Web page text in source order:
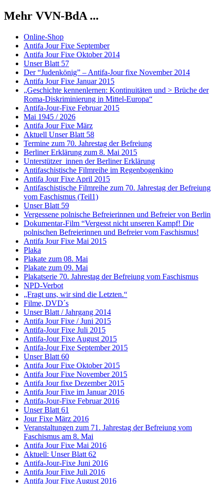
Mehr VVN-BdA ...
Online-Shop
Antifa Jour Fixe September
Antifa Jour Fixe Oktober 2014
Unser Blatt 57
Der “Judenkönig” – Antifa-Jour fixe November 2014
Antifa Jour Fixe Januar 2015
„Geschichte kennenlernen: Kontinuitäten und > Brüche der
Roma-Diskriminierung in Mittel-Europa“
Antifa-Jour-Fixe Februar 2015
Mai 1945 / 2026
Antifa Jour Fixe März
Aktuell Unser Blatt 58
Termine zum 70. Jahrestag der Befreiung
Berliner Erklärung zum 8. Mai 2015
Unterstützer_innen der Berliner Erklärung
Antifaschistische Filmreihe im Regenbogenkino
Antifa Jour Fixe April 2015
Antifaschistische Filmreihe zum 70. Jahrestag der Befreiung
vom Faschismus (Teil1)
Unser Blatt 59
Vergessene polnische Befreierinnen und Befreier von Berlin
Dokumentar-Film “Vergesst nicht unseren Kampf! Die
polnischen Befreierinnen und Befreier vom Faschismus!
Antifa Jour Fixe Mai 2015
Plaka
Plakate zum 08. Mai
Plakate zum 09. Mai
Plakatserie 70. Jahrestag der Befreiung vom Faschismus
NPD-Verbot
„Fragt uns, wir sind die Letzten.“
Filme, DVD´s
Unser Blatt / Jahrgang 2014
Antifa Jour Fixe / Juni 2015
Antifa-Jour Fixe Juli 2015
Antifa-Jour Fixe August 2015
Antifa-Jour Fixe September 2015
Unser Blatt 60
Antifa Jour Fixe Oktober 2015
Antifa Jour Fixe November 2015
Antifa Jour fixe Dezember 2015
Antifa Jour Fixe im Januar 2016
Antifa-Jour-Fixe Februar 2016
Unser Blatt 61
Jour Fixe März 2016
Veranstaltungen zum 71. Jahrestag der Befreiung vom
Faschismus am 8. Mai
Antifa Jour Fixe Mai 2016
Aktuell: Unser Blatt 62
Antifa-Jour-Fixe Juni 2016
Antifa Jour Fixe Juli 2016
Antifa Jour Fixe August 2016